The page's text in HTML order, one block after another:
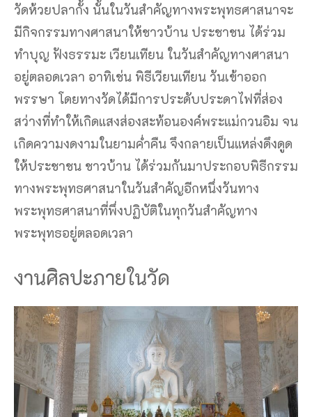
วัดห้วยปลากั้ง นั้นในวันสำคัญทางพระพุทธศาสนาจะ
มีกิจกรรมทางศาสนาให้ชาวบ้าน ประชาชน ได้ร่วม
ทำบุญ ฟังธรรมะ เวียนเทียน ในวันสำคัญทางศาสนา
อยู่ตลอดเวลา อาทิเช่น พิธีเวียนเทียน วันเข้าออก
พรรษา โดยทางวัดได้มีการประดับประดาไฟที่ส่อง
สว่างที่ทำให้เกิดแสงส่องสะท้อนองค์พระแม่กวนอิม จน
เกิดความงดงามในยามค่ำคืน จึงกลายเป็นแหล่งดึงดูด
ให้ประชาชน ชาวบ้าน ได้ร่วมกันมาประกอบพิธีกรรม
ทางพระพุทธศาสนาในวันสำคัญอีกหนึ่งวันทาง
พระพุทธศาสนาที่พึ่งปฏิบัติในทุกวันสำคัญทาง
พระพุทธอยู่ตลอดเวลา
งานศิลปะภายในวัด